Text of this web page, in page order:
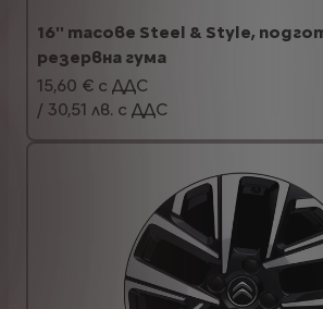
16'' тасове Steel & Style,
резервна гума
15,60 € с ДДС
/ 30,51 лв. с ДДС